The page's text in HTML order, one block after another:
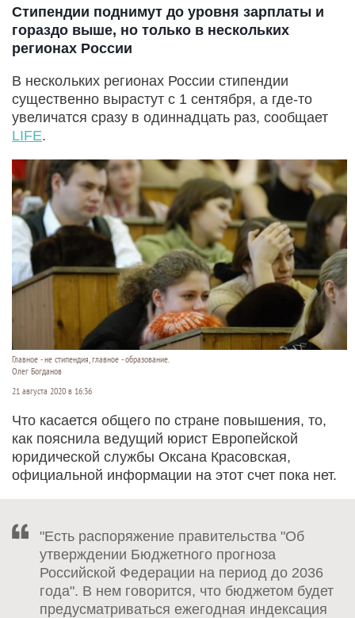
Стипендии поднимут до уровня зарплаты и
гораздо выше, но только в нескольких
регионах России
В нескольких регионах России стипендии
существенно вырастут с 1 сентября, а где-то
увеличатся сразу в одиннадцать раз, сообщает
LIFE.
Главное - не стипендия, главное - образование.
Олег Богданов
21 августа 2020 в 16:36
Что касается общего по стране повышения, то,
как пояснила ведущий юрист Европейской
юридической службы Оксана Красовская,
официальной информации на этот счет пока нет.
"Есть распоряжение правительства "Об
утверждении Бюджетного прогноза
Российской Федерации на период до 2036
года". В нем говорится, что бюджетом будет
предусматриваться ежегодная индексация